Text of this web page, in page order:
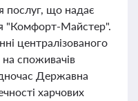
послуг, що надає
"Комфорт-Майстер".
централізованого
споживачів
Державна
харчових